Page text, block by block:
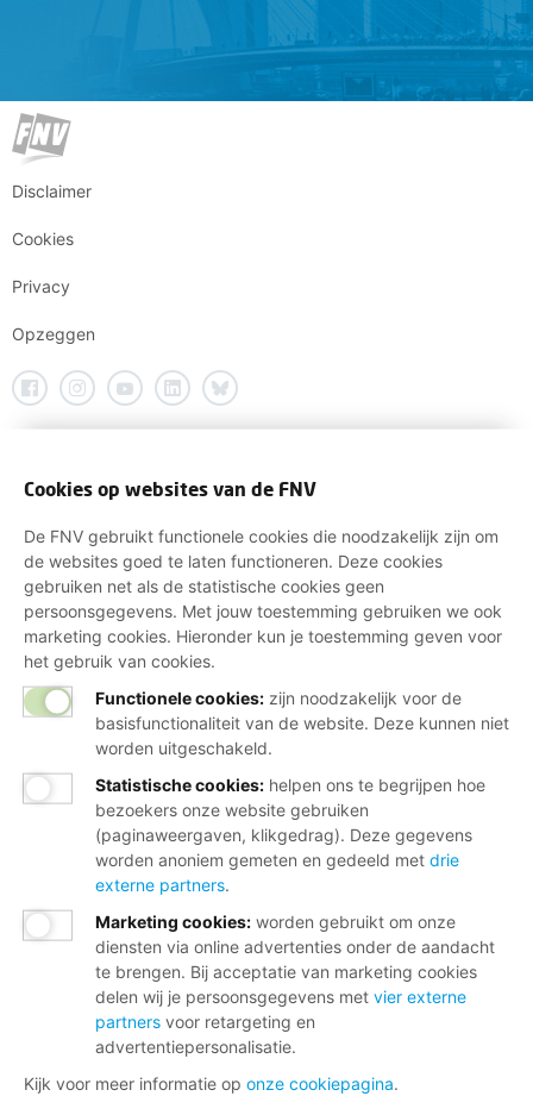
Disclaimer
Cookies
Privacy
Opzeggen
Cookies op websites van de FNV
De FNV gebruikt functionele cookies die noodzakelijk zijn om
de websites goed te laten functioneren. Deze cookies
gebruiken net als de statistische cookies geen
persoonsgegevens. Met jouw toestemming gebruiken we ook
marketing cookies. Hieronder kun je toestemming geven voor
het gebruik van cookies.
Functionele cookies: zijn noodzakelijk voor de
basisfunctionaliteit van de website. Deze kunnen niet
worden uitgeschakeld.
Statistische cookies: helpen ons te begrijpen hoe
bezoekers onze website gebruiken
(paginaweergaven, klikgedrag). Deze gegevens
worden anoniem gemeten en gedeeld met drie
externe partners.
Marketing cookies: worden gebruikt om onze
diensten via online advertenties onder de aandacht
te brengen. Bij acceptatie van marketing cookies
delen wij je persoonsgegevens met vier externe
partners voor retargeting en
advertentiepersonalisatie.
Kijk voor meer informatie op onze cookiepagina.